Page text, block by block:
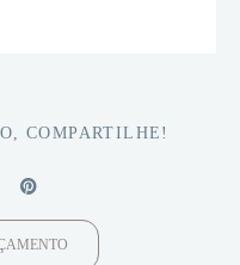
COMPARTILHE!